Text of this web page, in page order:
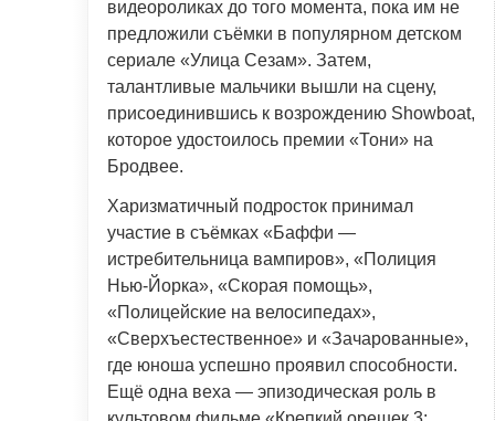
видеороликах до того момента, пока им не
предложили съёмки в популярном детском
сериале «Улица Сезам». Затем,
талантливые мальчики вышли на сцену,
присоединившись к возрождению Showboat,
которое удостоилось премии «Тони» на
Бродвее.
Харизматичный подросток принимал
участие в съёмках «Баффи —
истребительница вампиров», «Полиция
Нью-Йорка», «Скорая помощь»,
«Полицейские на велосипедах»,
«Сверхъестественное» и «Зачарованные»,
где юноша успешно проявил способности.
Ещё одна веха — эпизодическая роль в